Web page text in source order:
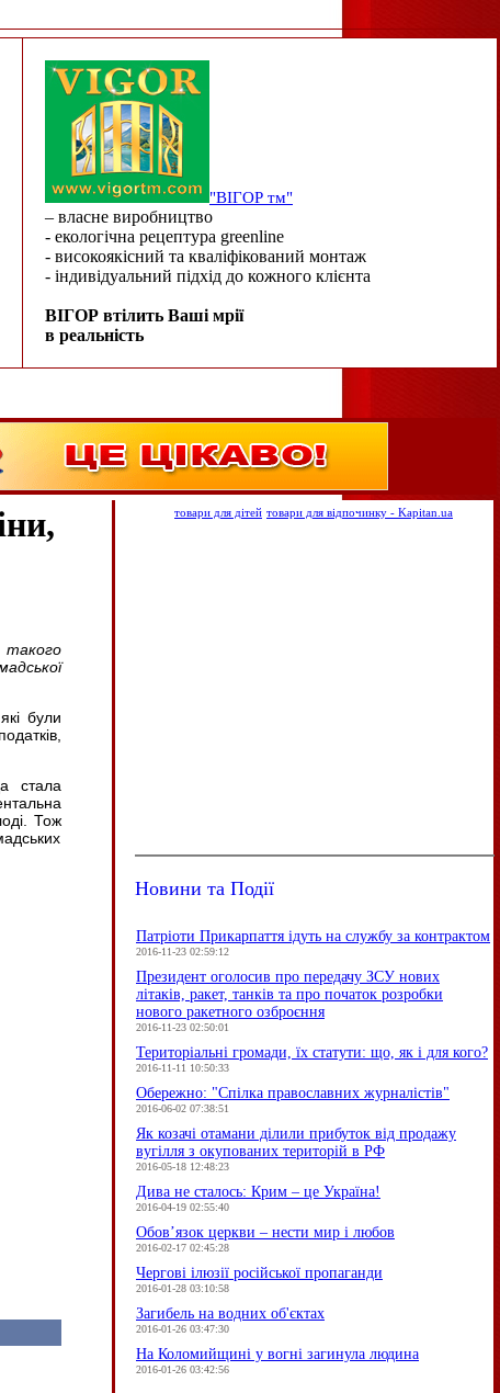
"ВІГОР тм"
– власне виробництво
- екологічна рецептура greenline
- високоякісний та кваліфікований монтаж
- індивідуальний підхід до кожного клієнта
ВІГОР втілить Ваші мрії
в реальність
такого
були
стала
Тож
товари для дітей товари для відпочинку - Kapitan.ua
Новини та Події
Патріоти Прикарпаття ідуть на службу за контрактом
2016-11-23 02:59:12
Президент оголосив про передачу ЗСУ нових
літаків, ракет, танків та про початок розробки
нового ракетного озброєння
2016-11-23 02:50:01
Територіальні громади, їх статути: що, як і для кого?
2016-11-11 10:50:33
Обережно: "Спілка православних журналістів"
2016-06-02 07:38:51
Як козачі отамани ділили прибуток від продажу
вугілля з окупованих територій в РФ
2016-05-18 12:48:23
Дива не сталось: Крим – це Україна!
2016-04-19 02:55:40
Обов’язок церкви – нести мир і любов
2016-02-17 02:45:28
Чергові ілюзії російської пропаганди
2016-01-28 03:10:58
Загибель на водних об'єктах
2016-01-26 03:47:30
На Коломийщині у вогні загинула людина
2016-01-26 03:42:56